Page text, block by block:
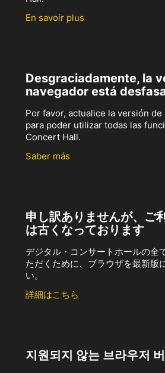
En savoir plus
Desgraciadamente, la
navegador está
Por favor, actualice la versión
para poder utilizar todas las
Concert Hall.
Saber más
申し訳ありませんが、ご
は古くなっております
デジタル・コンサートホールの全
ただくために、ブラウザを最新版
い。
詳細はこちら
지원되지 않는 브라우저